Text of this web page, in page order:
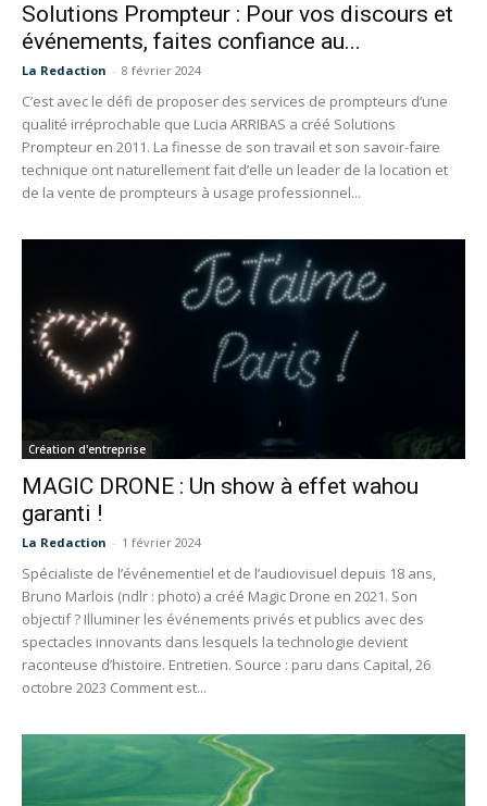
Solutions Prompteur : Pour vos discours et
événements, faites confiance au...
La Redaction - 8 février 2024
C’est avec le défi de proposer des services de prompteurs d’une
qualité irréprochable que Lucia ARRIBAS a créé Solutions
Prompteur en 2011. La finesse de son travail et son savoir-faire
technique ont naturellement fait d’elle un leader de la location et
de la vente de prompteurs à usage professionnel...
Création d'entreprise
MAGIC DRONE : Un show à effet wahou
garanti !
La Redaction - 1 février 2024
Spécialiste de l’événementiel et de l’audiovisuel depuis 18 ans,
Bruno Marlois (ndlr : photo) a créé Magic Drone en 2021. Son
objectif ? Illuminer les événements privés et publics avec des
spectacles innovants dans lesquels la technologie devient
raconteuse d’histoire. Entretien. Source : paru dans Capital, 26
octobre 2023 Comment est...